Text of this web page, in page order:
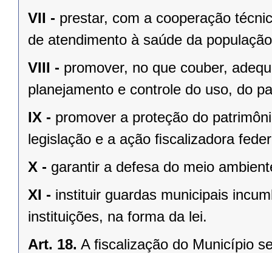
VII - prestar, com a cooperação
de atendimento à saúde da
VIII - promover, no que couber,
planejamento e controle do uso, do
IX - promover a proteção do
legislação e a ação ﬁscalizadora
X - garantir a defesa do meio
XI - instituir guardas municipais
instituições, na forma da lei.
Art. 18. A ﬁscalização do Município